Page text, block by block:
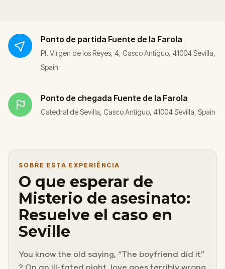
Ponto de partida Fuente de la Farola
Pl. Virgen de los Reyes, 4, Casco Antiguo, 41004 Sevilla,
Spain
Ponto de chegada Fuente de la Farola
Catedral de Sevilla, Casco Antiguo, 41004 Sevilla, Spain
SOBRE ESTA EXPERIÊNCIA
O que esperar de
Misterio de asesinato:
Resuelve el caso en
Seville
You know the old saying, “The boyfriend did it”
? On an ill-fated night, love goes terribly wrong